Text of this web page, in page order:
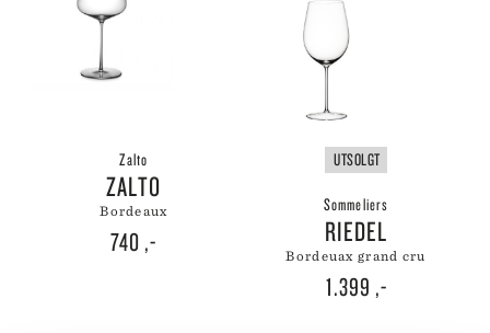
Zalto
ZALTO
bordeaux
740 ,-
UTSOLGT
Sommeliers
RIEDEL
bordeuax grand cru
1.399 ,-